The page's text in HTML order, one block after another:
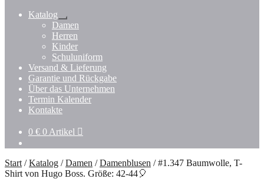
Katalog
Untermenü
öffnen
Damen
Herren
Kinder
Schuluniform
Versand & Lieferung
Garantie und Rückgabe
Über das Unternehmen
Termin Kalender
Kontakte
0 € 0 Artikel
Start /Katalog /Damen /Damenblusen /#1.347 Baumwolle, T-
Shirt von Hugo Boss. Größe: 42-44🎈